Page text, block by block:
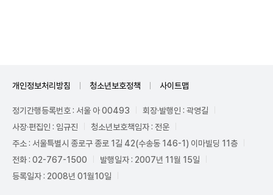
개인정보처리방침 청소년보호정책 사이트맵
정기간행등록번호 : 서울 아 00493
회장·발행인 : 곽영길
사장·편집인 : 임규진
청소년보호책임자 : 전운
주소 : 서울특별시 종로구 종로 1길 42(수송동 146-1) 이마빌딩 11층
전화 : 02-767-1500
발행일자 : 2007년 11월 15일
등록일자 : 2008년 01월10일